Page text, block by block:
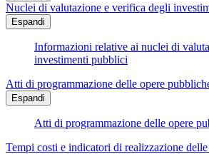
Nuclei di valutazione e verifica degli
Espandi
Informazioni relative ai nuclei di
investimenti pubblici
Atti di programmazione delle opere
Espandi
Atti di programmazione delle opere
Tempi costi e indicatori di realizzazione